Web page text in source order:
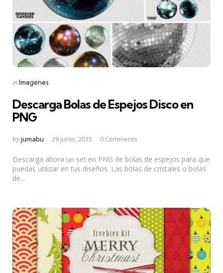
Categories
Posted
inImagenes
Descarga Bolas de Espejos Disco en
PNG
Posted
byjumabu 29 junio, 2015 0 Comments
Descarga ahora un set en PNG de bolas de espejos para que
puedas utilizar en tus diseños. Las bolas de cristales o bolas
de...